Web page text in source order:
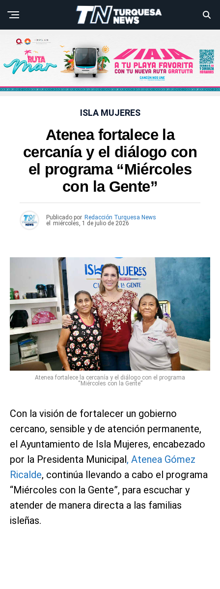
ISLA MUJERES
Atenea fortalece la
cercanía y el diálogo con
el programa “Miércoles
con la Gente”
Publicado por Redacción Turquesa News
el
miércoles, 1 de julio de 2026
Atenea fortalece la cercanía y el diálogo con el programa
“Miércoles con la Gente”
Con la visión de fortalecer un gobierno
cercano, sensible y de atención permanente,
el Ayuntamiento de Isla Mujeres, encabezado
por la Presidenta Municipal, Atenea Gómez
Ricalde, continúa llevando a cabo el programa
“Miércoles con la Gente”, para escuchar y
atender de manera directa a las familias
isleñas.